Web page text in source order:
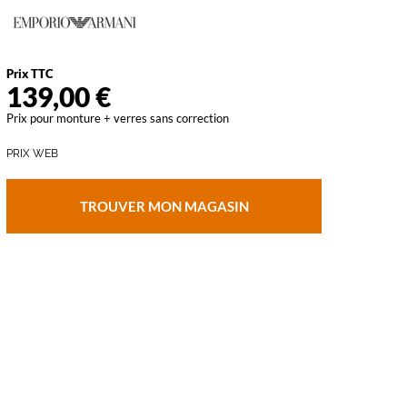
Prix TTC
139,00 €
Prix pour monture + verres sans correction
PRIX WEB
TROUVER MON MAGASIN